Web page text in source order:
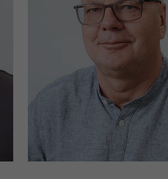
Einsatzgebiet:
Rauchwarnmelderprüfung
harder@wgmarienehe.de